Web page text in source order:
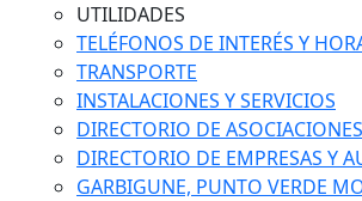
UTILIDADES
TELÉFONOS DE INTERÉS Y
TRANSPORTE
INSTALACIONES Y SERVICIOS
DIRECTORIO DE
DIRECTORIO DE EMPRESAS Y
GARBIGUNE, PUNTO VERDE